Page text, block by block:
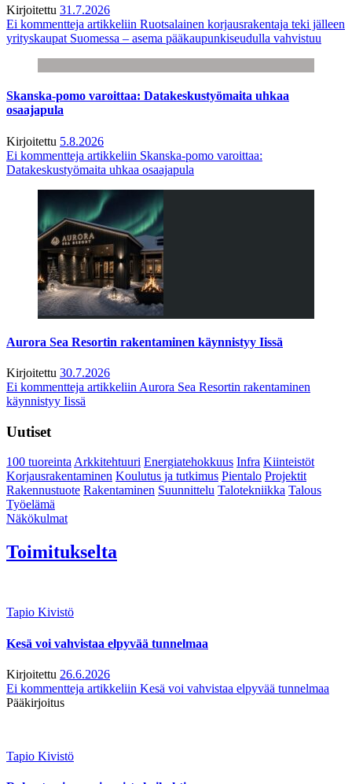
Kirjoitettu 31.7.2026
Ei kommentteja artikkeliin Ruotsalainen korjausrakentaja teki jälleen
yrityskaupat Suomessa – asema pääkaupunkiseudulla vahvistuu
Skanska-pomo varoittaa: Datakeskustyömaita uhkaa
osaajapula
Kirjoitettu 5.8.2026
Ei kommentteja artikkeliin Skanska-pomo varoittaa:
Datakeskustyömaita uhkaa osaajapula
Aurora Sea Resortin rakentaminen käynnistyy Iissä
Kirjoitettu 30.7.2026
Ei kommentteja artikkeliin Aurora Sea Resortin rakentaminen
käynnistyy Iissä
Uutiset
100 tuoreintaArkkitehtuuri Energiatehokkuus Infra Kiinteistöt
Korjausrakentaminen Koulutus ja tutkimus Pientalo Projektit
Rakennustuote Rakentaminen Suunnittelu Talotekniikka Talous
Työelämä
Näkökulmat
Toimitukselta
Tapio Kivistö
Kesä voi vahvistaa elpyvää tunnelmaa
Kirjoitettu 26.6.2026
Ei kommentteja artikkeliin Kesä voi vahvistaa elpyvää tunnelmaa
Pääkirjoitus
Tapio Kivistö